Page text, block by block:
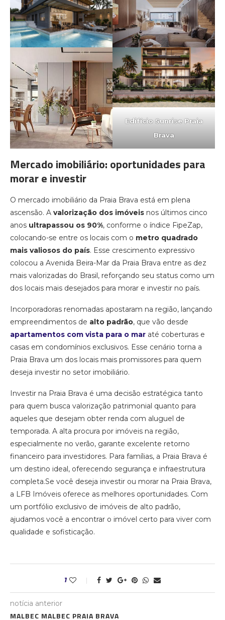
Edifício Sunrise Praia
Brava
Mercado imobiliário: oportunidades para
morar e investir
O mercado imobiliário da Praia Brava está em plena
ascensão. A valorização dos imóveis nos últimos cinco
anos ultrapassou os 90%, conforme o índice FipeZap,
colocando-se entre os locais com o metro quadrado
mais valiosos do país. Esse crescimento expressivo
colocou a Avenida Beira-Mar da Praia Brava entre as dez
mais valorizadas do Brasil, reforçando seu status como um
dos locais mais desejados para morar e investir no país.
Incorporadoras renomadas apostaram na região, lançando
empreendimentos de alto padrão, que vão desde
apartamentos com vista para o mar até coberturas e
casas em condomínios exclusivos. Esse cenário torna a
Praia Brava um dos locais mais promissores para quem
deseja investir no setor imobiliário.
Investir na Praia Brava é uma decisão estratégica tanto
para quem busca valorização patrimonial quanto para
aqueles que desejam obter renda com aluguel de
temporada. A alta procura por imóveis na região,
especialmente no verão, garante excelente retorno
financeiro para investidores. Para famílias, a Praia Brava é
um destino ideal, oferecendo segurança e infraestrutura
completa.Se você deseja investir ou morar na Praia Brava,
a LFB Imóveis oferece as melhores oportunidades. Com
um portfólio exclusivo de imóveis de alto padrão,
ajudamos você a encontrar o imóvel certo para viver com
qualidade e sofisticação.
1
notícia anterior
MALBEC MALBEC PRAIA BRAVA